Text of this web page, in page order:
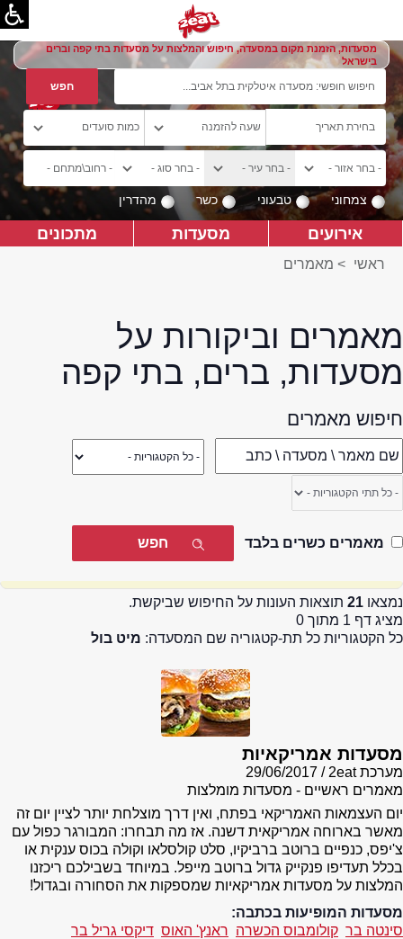
מסעדות, הזמנת מקום במסעדה, חיפוש והמלצות על מסעדות בתי קפה וברים
בישראל
צמחוני טבעוני כשר מהדרין
אירועים מסעדות מתכונים
ראשי > מאמרים
מאמרים וביקורות על
מסעדות, ברים, בתי קפה
חיפוש מאמרים
מאמרים כשרים בלבד
נמצאו 21 תוצאות העונות על החיפוש שביקשת.
מציג דף 1 מתוך 0
כל הקטגוריות כל תת-קטגוריה שם המסעדה: מיט בול
מסעדות אמריקאיות
מערכת 2eat
29/06/2017
מאמרים ראשיים - מסעדות מומלצות
יום העצמאות האמריקאי בפתח, ואין דרך מוצלחת יותר לציין יום זה
מאשר בארוחה אמריקאית דשנה. אז מה תבחרו: המבורגר כפול עם
צ'יפס, כנפיים ברוטב ברביקיו, סלט קולסלאו וקולה בכוס ענקית או
בכלל תעדיפו פנקייק גדול ברוטב מייפל. במיוחד בשבילכם ריכזנו
המלצות על מסעדות אמריקאיות שמספקות את הסחורה ובגדול!
מסעדות המופיעות בכתבה:
סינטה בר קולומבוס הכשרה ראנץ' האוס דיקסי גריל בר